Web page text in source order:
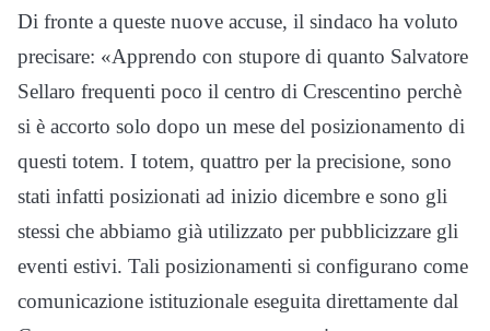
Di fronte a queste nuove accuse, il sindaco ha voluto
precisare: «Apprendo con stupore di quanto Salvatore
Sellaro frequenti poco il centro di Crescentino perchè
si è accorto solo dopo un mese del posizionamento di
questi totem. I totem, quattro per la precisione, sono
stati infatti posizionati ad inizio dicembre e sono gli
stessi che abbiamo già utilizzato per pubblicizzare gli
eventi estivi. Tali posizionamenti si configurano come
comunicazione istituzionale eseguita direttamente dal